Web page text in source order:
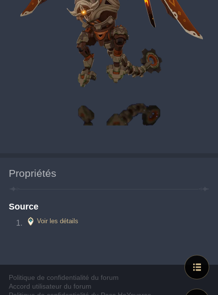
Propriétés
Source
Voir les détails
Politique de confidentialité du forum
Accord utilisateur du forum